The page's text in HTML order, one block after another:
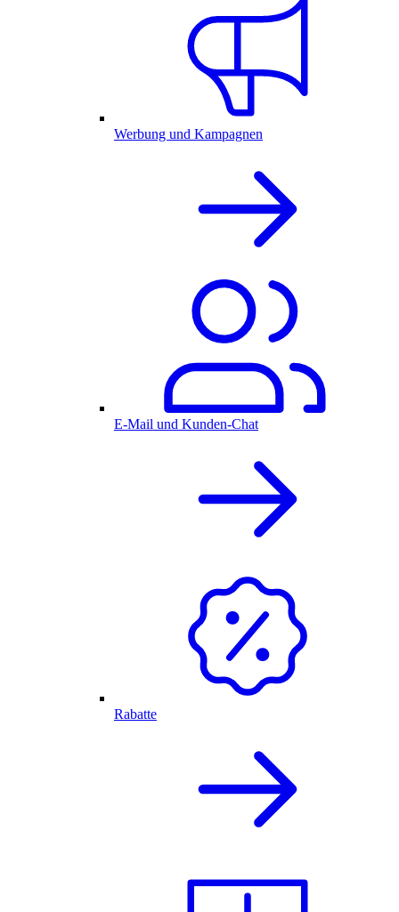
Werbung und Kampagnen
E-Mail und Kunden-Chat
Rabatte